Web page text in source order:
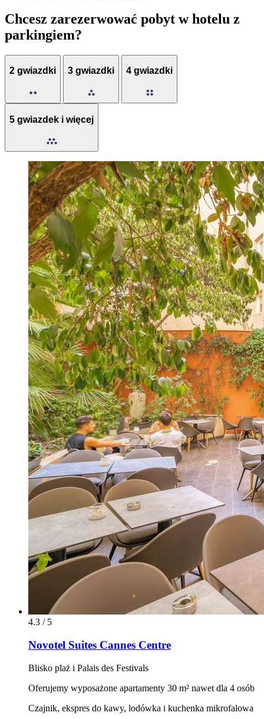
Chcesz zarezerwować pobyt w hotelu z
parkingiem?
2 gwiazdki 3 gwiazdki 4 gwiazdki
5 gwiazdek i więcej
4.3 / 5
Novotel Suites Cannes Centre
Blisko plaż i Palais des Festivals
Oferujemy wyposażone apartamenty 30 m² nawet dla 4 osób
Czajnik, ekspres do kawy, lodówka i kuchenka mikrofalowa